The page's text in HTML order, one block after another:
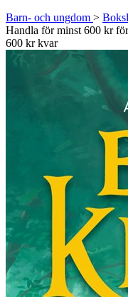
Barn- och ungdom >
Handla för minst 600 kr
600 kr kvar